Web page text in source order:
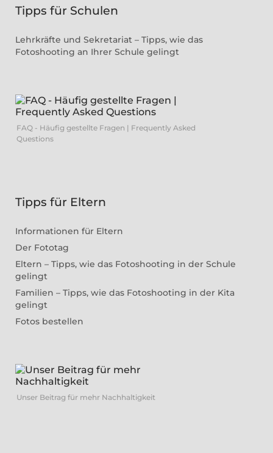
Tipps für Schulen
Lehrkräfte und Sekretariat – Tipps, wie das
Fotoshooting an Ihrer Schule gelingt
FAQ - Häufig gestellte Fragen | Frequently Asked
Questions
Tipps für Eltern
Informationen für Eltern
Der Fototag
Eltern – Tipps, wie das Fotoshooting in der Schule
gelingt
Familien – Tipps, wie das Fotoshooting in der Kita
gelingt
Fotos bestellen
Unser Beitrag für mehr Nachhaltigkeit